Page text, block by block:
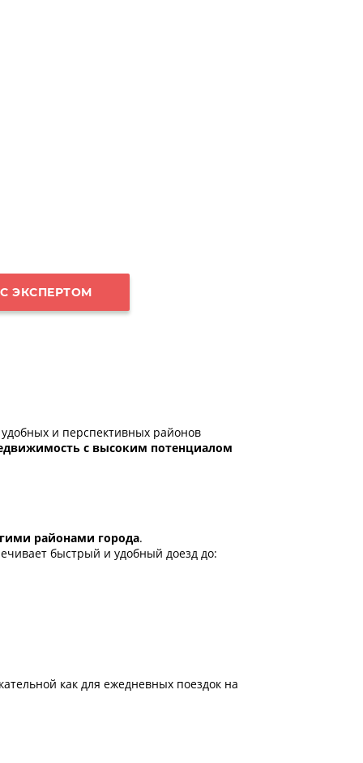
ЭКСПЕРТОМ
и перспективных районов
с высоким потенциалом
районами города.
быстрый и удобный доезд до:
как для ежедневных поездок на